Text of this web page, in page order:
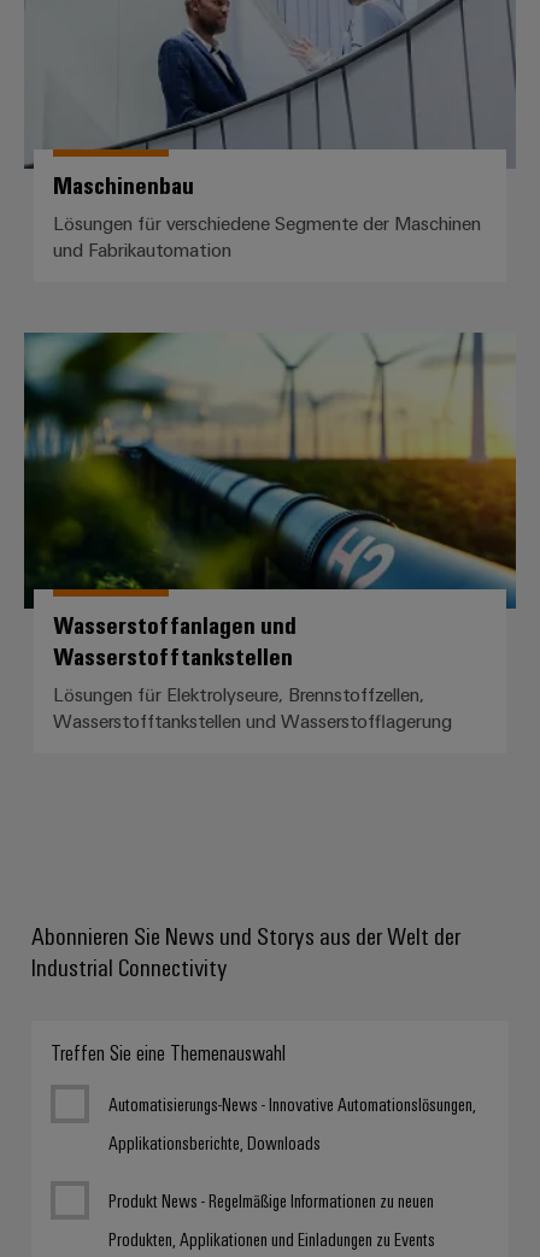
Produktinnovationen
Praxisnahe
Verbindungen für
Ihre Industrie.
Unsere Neuheiten
im Bereich
Industrial
Weidmüller
Configurator
‒ intuitiv,
unkompliziert,
schnell
Maschinenbau
Lösungen für verschiedene Segmente der Maschinen
und Fabrikautomation
Wasserstoffanlagen und
Wasserstoffanlagen und
Wasserstofftankstellen
Lösungen für Elektrolyseure, Brennstoffzellen,
Wasserstofftankstellen und Wasserstofflagerung
Abonnieren Sie News und Storys aus der Welt der
Industrial Connectivity
Treffen Sie eine Themenauswahl
Automatisierungs-News - Innovative Automationslösungen,
Applikationsberichte, Downloads
Produkt News - Regelmäßige Informationen zu neuen
Produkten, Applikationen und Einladungen zu Events